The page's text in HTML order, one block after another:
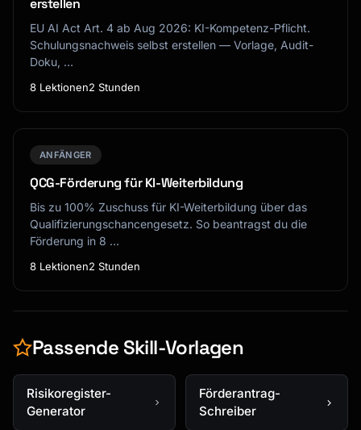
erstellen
EU AI Act Art. 4 ab Aug 2026: KI-Kompetenz-Pflicht.
Schulungsnachweis selbst erstellen — Vorlage, Audit-
Doku, …
8 Lektionen2 Stunden
ANFÄNGER
QCG-Förderung für KI-Weiterbildung
Bis zu 100% Zuschuss für KI-Weiterbildung über das
Qualifizierungschancengesetz. So beantragst du die
Förderung in 8 …
8 Lektionen2 Stunden
Passende Skill-Vorlagen
Risikoregister-
Generator
Förderantrag-
Schreiber